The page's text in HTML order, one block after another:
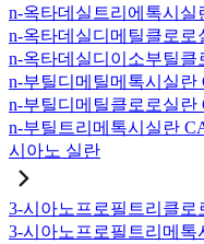
n-옥타데실트리에톡시실
n-옥타데실디메틸클로로
n-옥타데실디이소부틸클
n-부틸디메틸메톡시실란
n-부틸디메틸클로로실란
n-부틸트리메톡시실란
시아노 실란
3-시아노프로필트리클로
3-시아노프로필트리메톡